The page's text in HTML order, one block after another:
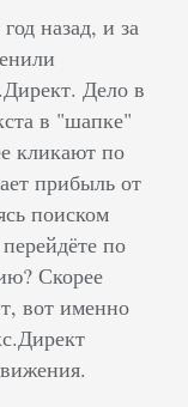
назад, и за
Дело в
в "шапке"
кликают по
прибыль от
поиском
по
Скорее
вот именно